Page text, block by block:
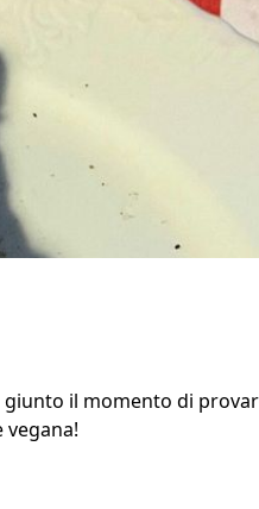
giunto il momento di